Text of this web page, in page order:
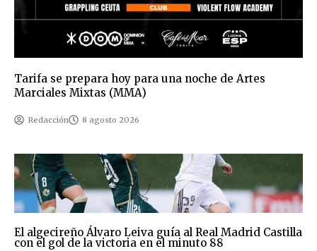
Tarifa se prepara hoy para una noche de Artes
Marciales Mixtas (MMA)
Redacción 8 agosto 2026
El algecireño Álvaro Leiva guía al Real Madrid Castilla
con el gol de la victoria en el minuto 88